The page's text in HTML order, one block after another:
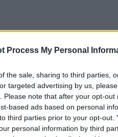
Process My Personal
the sale, sharing to third parties,
targeted advertising by us,
Please note that after your opt-
based ads based on personal
third parties prior to your opt-
personal information by third
για το σύνολο των
αυτά, είναικαι ο Κισσός,
Κενταύρων και έχει